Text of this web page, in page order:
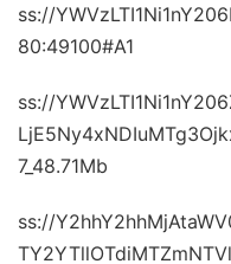
ss://
80:49100#A1
ss://
7_48.71Mb
ss://